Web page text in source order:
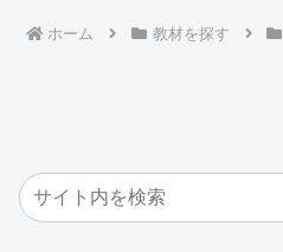
ホーム 教材を探す